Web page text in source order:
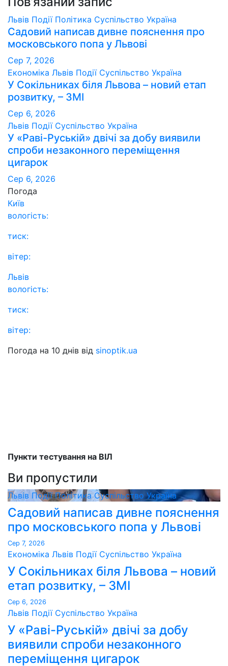
Львів Події Політика Суспільство Україна
Садовий написав дивне пояснення про
московського попа у Львові
Сер 7, 2026
Економіка Львів Події Суспільство Україна
У Сокільниках біля Львова – новий етап
розвитку, – ЗМІ
Сер 6, 2026
Львів Події Суспільство Україна
У «Раві-Руській» двічі за добу виявили
спроби незаконного переміщення
цигарок
Сер 6, 2026
Погода
Київ
вологість:
тиск:
вітер:
Львів
вологість:
тиск:
вітер:
Погода на 10 днів від sinoptik.ua
Пункти тестування на ВІЛ
Ви пропустили
Львів ПодіїПолітикаСуспільствоУкраїна
Садовий написав дивне пояснення
про московського попа у Львові
Сер 7, 2026
Економіка Львів Події Суспільство Україна
У Сокільниках біля Львова – новий
етап розвитку, – ЗМІ
Сер 6, 2026
Львів Події Суспільство Україна
У «Раві-Руській» двічі за добу
виявили спроби незаконного
переміщення цигарок